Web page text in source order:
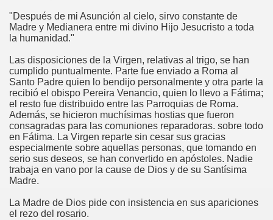
"Después de mi Asunción al cielo, sirvo constante de
Madre y Medianera entre mi divino Hijo Jesucristo a toda
la humanidad."
Las disposiciones de la Virgen, relativas al trigo, se han
cumplido puntualmente. Parte fue enviado a Roma al
Santo Padre quien lo bendijo personalmente y otra parte la
recibió el obispo Pereira Venancio, quien lo llevo a Fátima;
el resto fue distribuido entre las Parroquias de Roma.
Además, se hicieron muchísimas hostias que fueron
consagradas para las comuniones reparadoras. sobre todo
en Fátima. La Virgen reparte sin cesar sus gracias
especialmente sobre aquellas personas, que tomando en
serio sus deseos, se han convertido en apóstoles. Nadie
trabaja en vano por la cause de Dios y de su Santísima
Madre.
La Madre de Dios pide con insistencia en sus apariciones
el rezo del rosario.